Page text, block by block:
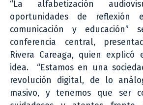
“La alfabetización
oportunidades de
comunicación y educación”
conferencia central,
Rivera Careaga, quien
idea. “Estamos en una
revolución digital, de lo
masivo, y tenemos que ser